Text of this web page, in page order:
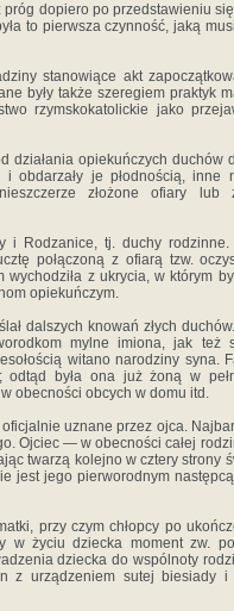
dopiero po przedstawieniu
to pierw­sza czynność, jaką
stanowiące akt
były także szeregiem praktyk
rzym­skokatolickie jako
działania opiekuńczych duchów
obdarzały je płod­nością, inne
złożone ofiary
i Rodzanice, tj. duchy
połą­czoną z ofiarą tzw.
z ukry­cia, w którym
opiekuńczym.
dalszych knowań złych
mylne imiona, jak też
witano narodziny syna.
była ona już żoną w
obecności obcych w do­mu itd.
uznane przez ojca.
Ojciec — w obecności całej
twarzą kolejno w cztery strony
jest jego pierworodnym
przy czym chłopcy po
w życiu dziecka mo­ment zw.
dziecka do wspólnoty
z urządzeniem sutej biesiady i